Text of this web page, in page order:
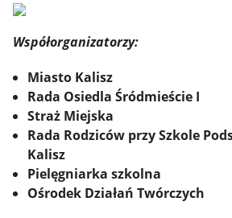
Współorganizatorzy:
Miasto Kalisz
Rada Osiedla Śródmieście I
Straż Miejska
Rada Rodziców przy Szkole
Kalisz
Pielęgniarka szkolna
Ośrodek Działań Twórczych